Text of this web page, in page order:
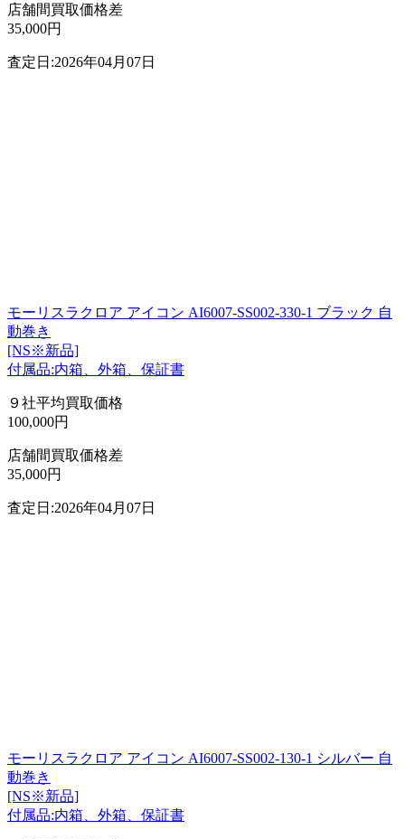
店舗間買取価格差
35,000円
査定日:2026年04月07日
モーリスラクロア アイコン AI6007-SS002-330-1 ブラック 自
動巻き
[NS※新品]
付属品:内箱、外箱、保証書
９社平均買取価格
100,000円
店舗間買取価格差
35,000円
査定日:2026年04月07日
モーリスラクロア アイコン AI6007-SS002-130-1 シルバー 自
動巻き
[NS※新品]
付属品:内箱、外箱、保証書